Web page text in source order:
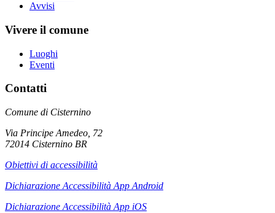
Avvisi
Vivere il comune
Luoghi
Eventi
Contatti
Comune di Cisternino
Via Principe Amedeo, 72
72014 Cisternino BR
Obiettivi di accessibilità
Dichiarazione Accessibilità App Android
Dichiarazione Accessibilità App iOS